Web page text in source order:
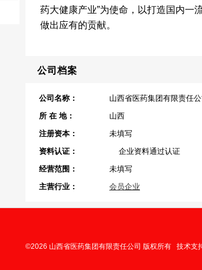
药大健康产业”为使命，以打造国内一
做出应有的贡献。
公司档案
公司名称： 山西省医药集团有限责任公
所 在 地：
山西
注册资本：
未填写
资料认证：
企业资料通过认证
经营范围：
未填写
主营行业：
会员企业
©2026 山西省医药集团有限责任公司 版权所有 技术支